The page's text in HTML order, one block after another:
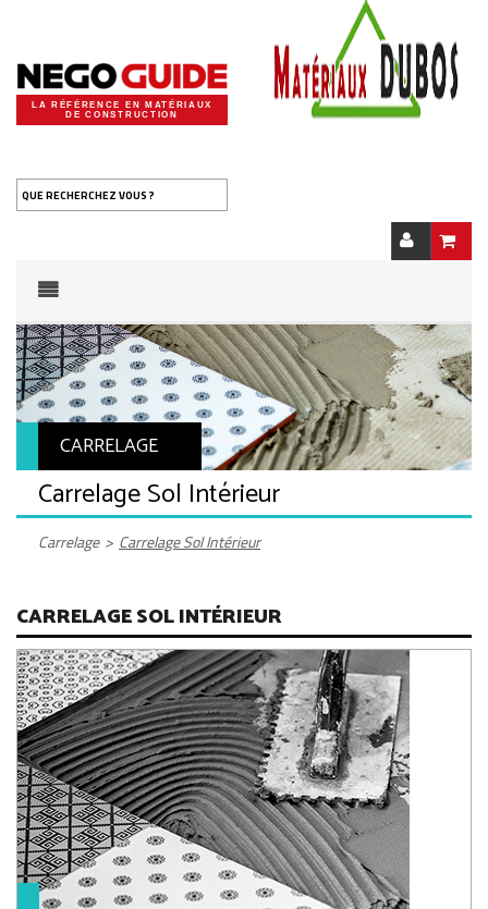
LA RÉFÉRENCE EN MATÉRIAUX
DE CONSTRUCTION
QUE RECHERCHEZ VOUS ?
CARRELAGE
Carrelage Sol Intérieur
Carrelage > Carrelage Sol Intérieur
CARRELAGE SOL INTÉRIEUR